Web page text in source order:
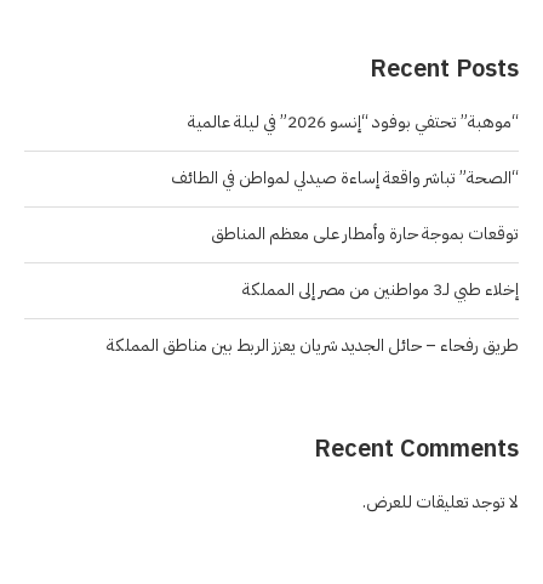
Recent Posts
“موهبة” تحتفي بوفود “إنسو 2026” في ليلة عالمية
“الصحة” تباشر واقعة إساءة صيدلي لمواطن في الطائف
توقعات بموجة حارة وأمطار على معظم المناطق
إخلاء طبي لـ3 مواطنين من مصر إلى المملكة
طريق رفحاء – حائل الجديد شريان يعزز الربط بين مناطق المملكة
Recent Comments
لا توجد تعليقات للعرض.